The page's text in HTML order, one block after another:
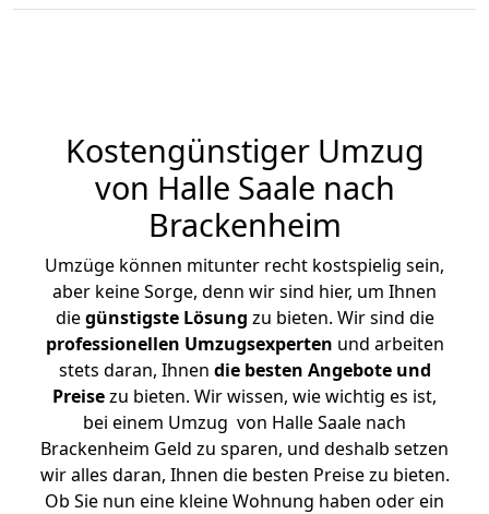
Kostengünstiger Umzug
von Halle Saale nach
Brackenheim
Umzüge können mitunter recht kostspielig sein,
aber keine Sorge, denn wir sind hier, um Ihnen
diegünstigste Lösung zu bieten. Wir sind die
professionellen Umzugsexperten und arbeiten
stets daran, Ihnen die besten Angebote und
Preisezu bieten. Wir wissen, wie wichtig es ist,
bei einem Umzug von Halle Saale nach
Brackenheim Geld zu sparen, und deshalb setzen
wir alles daran, Ihnen die besten Preise zu bieten.
Ob Sie nun eine kleine Wohnung haben oder ein